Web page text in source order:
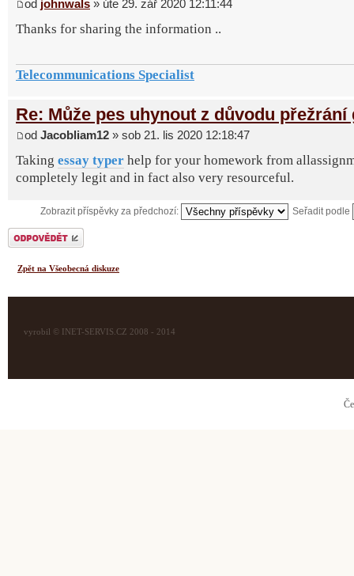
od johnwals » úte 29. zář 2020 12:11:44
Thanks for sharing the information ..
Telecommunications Specialist
Re: Může pes uhynout z důvodu přežrání
od Jacobliam12 » sob 21. lis 2020 12:18:47
Taking essay typer help for your homework from
completely legit and in fact also very resourceful.
Zobrazit příspěvky za předchozí: Seřadit podle
Odeslat odpověď
Zpět na Všeobecná diskuze
vyrobil © INET-SERVIS.CZ 2008 - 2014